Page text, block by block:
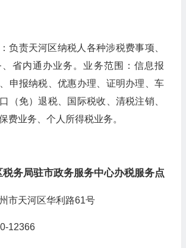
负责天河区纳税人各种涉税费事项、
、省内通办业务。业务范围：信息报
申报纳税、优惠办理、证明办理、车
（免）退税、国际税收、清税注销、
费业务、个人所得税业务。
税务局驻市政务服务中心办税服务点
市天河区华利路61号
12366